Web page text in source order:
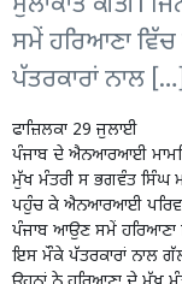
ਸਮੇਂ ਹਰਿਆਣਾ
ਪੱਤਰਕਾਰਾਂ ਨਾਲ […]
ਫਾਜ਼ਿਲਕਾ 29 ਜੁਲਾਈ
ਪੰਜਾਬ ਦੇ ਐਨਆਰਆਈ
ਮੁੱਖ ਮੰਤਰੀ ਸ ਭਗਵੰਤ ਸਿੰਘ
ਪਹੁੰਚ ਕੇ ਐਨਆਰਆਈ ਪਰਿਵਾਰ
ਪੰਜਾਬ ਆਉਣ ਸਮੇਂ ਹਰਿਆਣਾ
ਇਸ ਮੌਕੇ ਪੱਤਰਕਾਰਾਂ ਨਾਲ